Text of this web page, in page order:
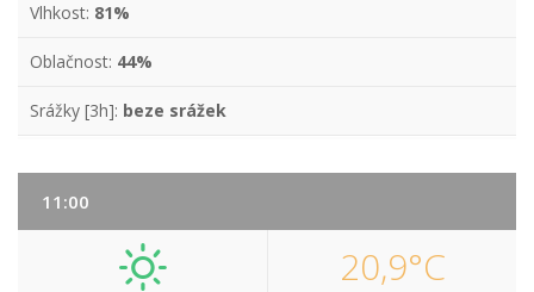
Vlhkost: 81%
Oblačnost: 44%
Srážky [3h]: beze srážek
11:00
20,9°C